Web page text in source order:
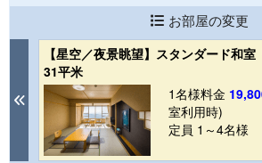
お部屋の変更
Previous
【星空／夜景眺望】スタンダード和室
31平米
1名様料金
室利用時)
定員 1～4名様